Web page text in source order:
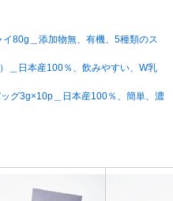
め、つぼ市の食品安全体制はさら
。
を出荷しています。賞味期限につ
んので、あらかじめご理解たいだ
80g＿添加物無、有機、5種類のス
＿日本産100％、飲みやすい、W乳
グ3g×10p＿日本産100％、簡単、濃